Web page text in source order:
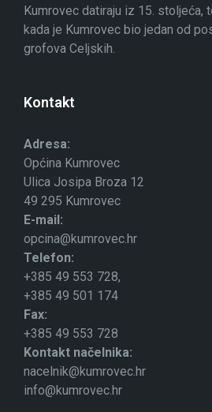
Kumrovec datiraju iz 15. stoljeća,
kada je Kumrovec bio jedan od
grofova Celjskih.
Kontakt
Adresa:
Općina Kumrovec
Ulica Josipa Broza 12
49 295 Kumrovec
E-mail:
opcina@kumrovec.hr
Telefon:
+385 49 553 728,
+385 49 501 174
Fax:
+385 49 553 728
Kontakt načelnika:
nacelnik@kumrovec.hr
info@kumrovec.hr